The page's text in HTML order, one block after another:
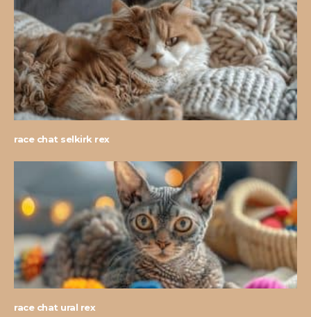
race chat selkirk rex
race chat ural rex